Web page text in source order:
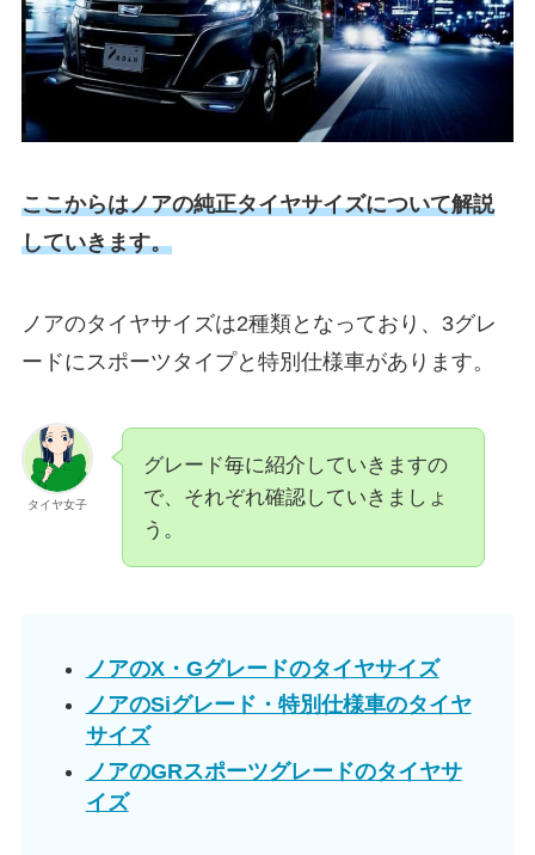
ここからはノアの純正タイヤサイズについて解説
していきます。
ノアのタイヤサイズは2種類となっており、3グレ
ードにスポーツタイプと特別仕様車があります。
タイヤ女子
グレード毎に紹介していきますの
で、それぞれ確認していきましょ
う。
ノアのX・Gグレードのタイヤサイズ
ノアのSiグレード・特別仕様車のタイヤ
サイズ
ノアのGRスポーツグレードのタイヤサ
イズ